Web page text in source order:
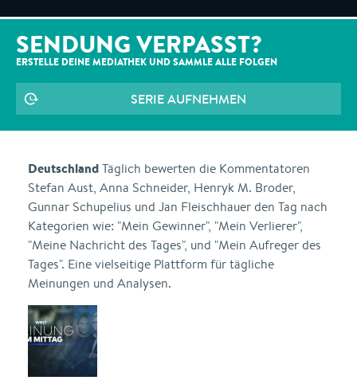
SENDUNG VERPASST?
ERSTELLE DEINE MEDIATHEK UND SAMMLE ALLE FOLGEN
SERIE AUFNEHMEN
DeutschlandTäglich bewerten die Kommentatoren
Stefan Aust, Anna Schneider, Henryk M. Broder,
Gunnar Schupelius und Jan Fleischhauer den Tag nach
Kategorien wie: "Mein Gewinner", "Mein Verlierer",
"Meine Nachricht des Tages", und "Mein Aufreger des
Tages". Eine vielseitige Plattform für tägliche
Meinungen und Analysen.